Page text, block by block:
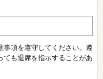
事項を遵守してください。遵
ても退席を指示することがあ